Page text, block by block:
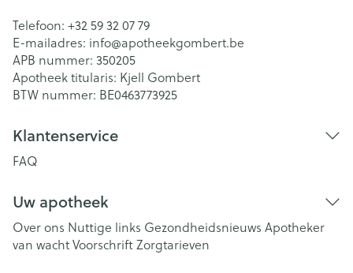
Telefoon: +32 59 32 07 79
E-mailadres: info@apotheekgombert.be
APB nummer: 350205
Apotheek titularis: Kjell Gombert
BTW nummer: BE0463773925
Klantenservice
FAQ
Uw apotheek
Over ons Nuttige links Gezondheidsnieuws Apotheker
van wachtVoorschriftZorgtarieven